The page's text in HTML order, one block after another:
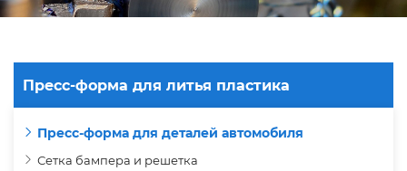
Пресс-форма для литья пластика
Пресс-форма для деталей автомобиля
Сетка бампера и решетка